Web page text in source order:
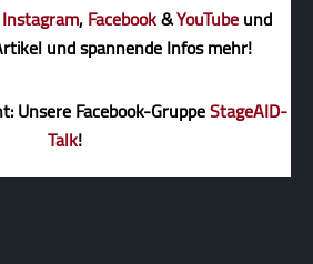
Instagram,Facebook&YouTubeund
und spannende Infos mehr!
Unsere Facebook-GruppeStageAID-
Talk!